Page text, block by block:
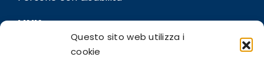
Questo sito web utilizza i
cookie
LINK